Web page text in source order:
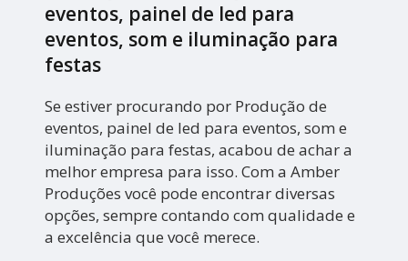
eventos, painel de led para
eventos, som e iluminação para
festas
Se estiver procurando por Produção de
eventos, painel de led para eventos, som e
iluminação para festas, acabou de achar a
melhor empresa para isso. Com a Amber
Produções você pode encontrar diversas
opções, sempre contando com qualidade e
a excelência que você merece.